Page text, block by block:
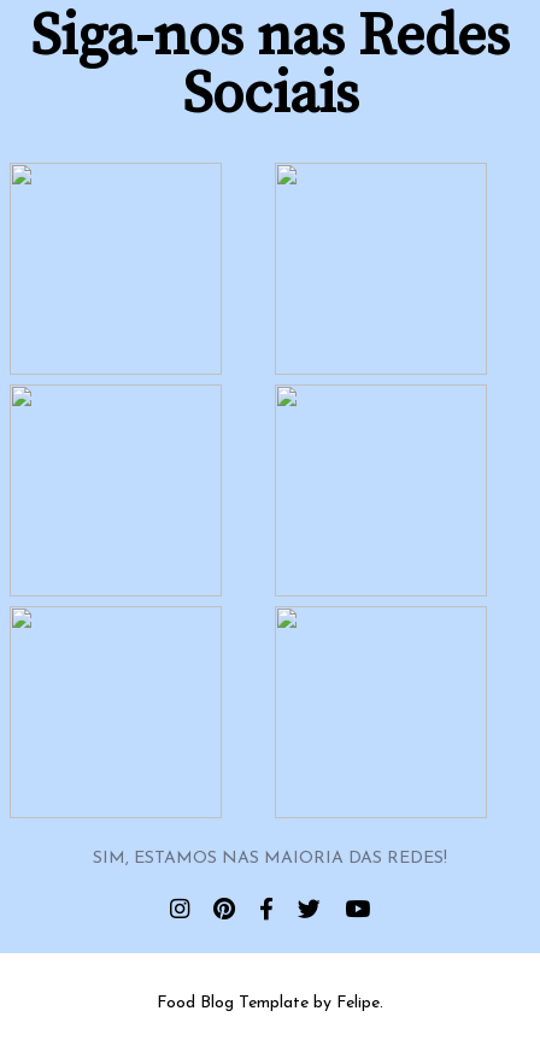
Siga-nos nas Redes
Sociais
SIM, ESTAMOS NAS MAIORIA DAS REDES!
Food Blog Template by Felipe.